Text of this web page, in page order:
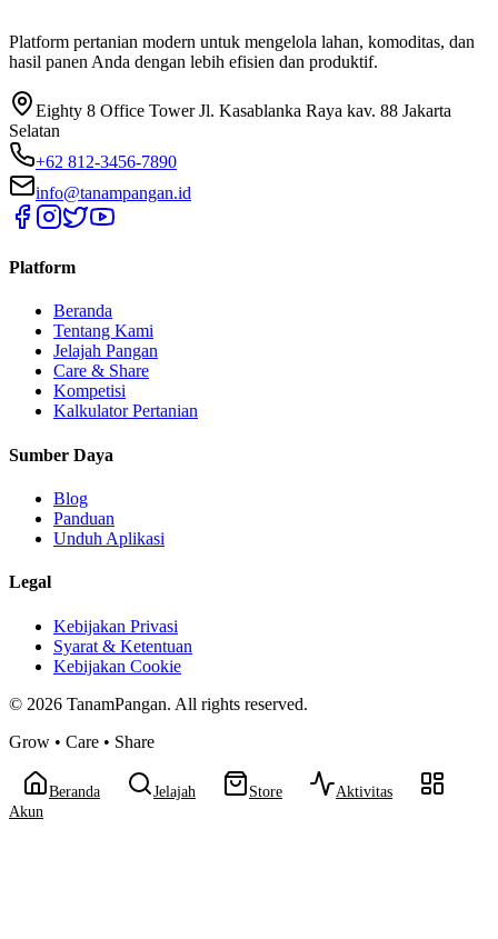
Platform pertanian modern untuk mengelola lahan, komoditas, dan
hasil panen Anda dengan lebih efisien dan produktif.
Eighty 8 Office Tower Jl. Kasablanka Raya kav. 88 Jakarta
Selatan
+62 812-3456-7890
info@tanampangan.id
Platform
Beranda
Tentang Kami
Jelajah Pangan
Care & Share
Kompetisi
Kalkulator Pertanian
Sumber Daya
Blog
Panduan
Unduh Aplikasi
Legal
Kebijakan Privasi
Syarat & Ketentuan
Kebijakan Cookie
© 2026 TanamPangan. All rights reserved.
Grow • Care • Share
Beranda Jelajah Store
Aktivitas
Akun